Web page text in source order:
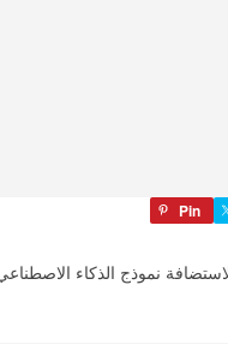
Pin